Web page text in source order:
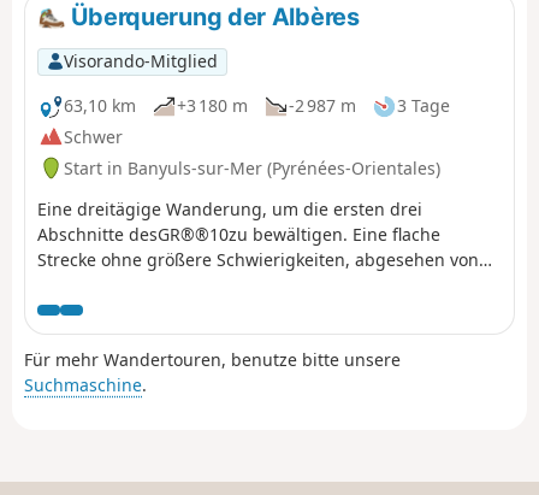
Überquerung der Albères
Visorando-Mitglied
63,10 km
+3 180 m -2 987 m
3 Tage
Schwer
Start in Banyuls-sur-Mer (Pyrénées-Orientales)
Eine dreitägige Wanderung, um die ersten drei
Abschnitte desGR®®10zu bewältigen. Eine flache
Strecke ohne größere Schwierigkeiten, abgesehen von
Panoramen.
Für mehr Wandertouren, benutze bitte unsere
Suchmaschine.